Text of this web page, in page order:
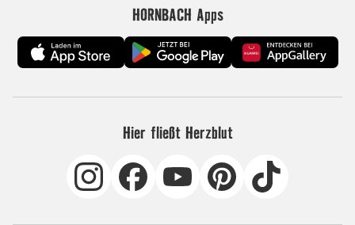
HORNBACH Apps
Hier fließt Herzblut